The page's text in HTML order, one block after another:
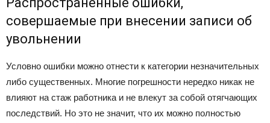
совершаемые при внесении записи об
увольнении
Условно ошибки можно отнести к категории незначительных
либо существенных. Многие погрешности нередко никак не
влияют на стаж работника и не влекут за собой отягчающих
последствий. Но это не значит, что их можно полностью